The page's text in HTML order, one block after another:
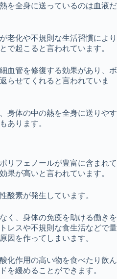
を全身に送っているのは血液だ
老化や不規則な生活習慣により
で起こると言われています。
血管を修復する効果があり、ボ
らせてくれると言われていま
身体の中の熱を全身に送りやす
あります。
リフェノールが豊富に含まれて
果が高いと言われています。
酸素が発生しています。
く、身体の免疫を助ける働きを
レスや不規則な食生活などで量
因を作ってしまいます。
化作用の高い物を食べたり飲ん
を緩めることができます。